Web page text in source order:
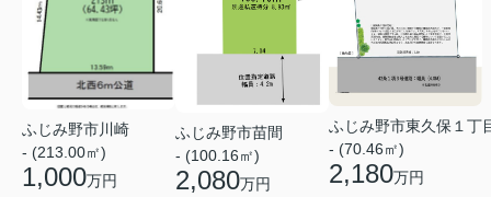
ふじみ野市川崎
- (213.00㎡)
1,000万円
ふじみ野市苗間
- (100.16㎡)
2,080万円
ふじみ野市東久保１丁
- (70.46㎡)
2,180万円